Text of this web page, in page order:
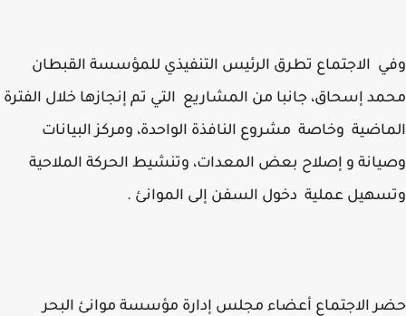
الاجتماع تطرق الرئيس التنفيذي للمؤسسة القبطان
إسحاق، جانبا من المشاريع التي تم إنجازها خلال الفترة
وخاصة مشروع النافذة الواحدة، ومركز البيانات
و إصلاح بعض المعدات، وتنشيط الحركة الملاحية
عملية دخول السفن إلى الموانئ .
الاجتماع أعضاء مجلس إدارة مؤسسة موانئ البحر